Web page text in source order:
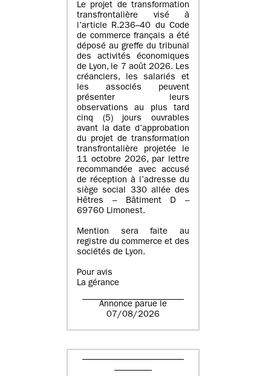
Le projet de transformation
transfrontalière visé à
l’article R.236–40 du Code
de commerce français a été
déposé au greffe du tribunal
des activités économiques
de Lyon, le 7 août 2026. Les
créanciers, les salariés et
les associés peuvent
présenter leurs
observations au plus tard
cinq (5) jours ouvrables
avant la date d’approbation
du projet de transformation
transfrontalière projetée le
11 octobre 2026, par lettre
recommandée avec accusé
de réception à l’adresse du
siège social 330 allée des
Hêtres – Bâtiment D –
69760 Limonest.
Mention sera faite au
registre du commerce et des
sociétés de Lyon.
Pour avis
La gérance
Annonce parue le
07/08/2026